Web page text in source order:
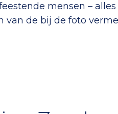
mensen –
van de bij de foto